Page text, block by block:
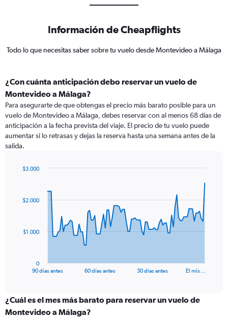
Información de Cheapflights
Todo lo que necesitas saber sobre tu vuelo desde Montevideo a Málaga
¿Con cuánta anticipación debo reservar un vuelo de
Montevideo a Málaga?
Para asegurarte de que obtengas el precio más barato posible para un
vuelo de Montevideo a Málaga, debes reservar con al menos 68 días de
anticipación a la fecha prevista del viaje. El precio de tu vuelo puede
aumentar si lo retrasas y dejas la reserva hasta una semana antes de la
salida.
data
The
categories.
Range:
90 días antes 60 días antes 30 días antes El mis…
0
$1.000
$2.000
$3.000
¿Cuál es el mes más barato para reservar un vuelo de
Montevideo a Málaga?